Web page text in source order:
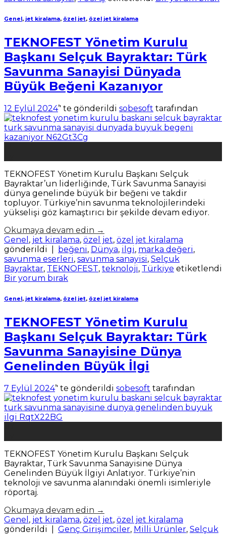
Genel , jet kiralama, özel jet, özel jet kiralama
TEKNOFEST Yönetim Kurulu
Başkanı Selçuk Bayraktar: Türk
Savunma Sanayisi Dünyada
Büyük Beğeni Kazanıyor
12 Eylül 2024’' te gönderildi sobesoft tarafından
TEKNOFEST Yönetim Kurulu Başkanı Selçuk
Bayraktar’un liderliğinde, Türk Savunma Sanayisi
dünya genelinde büyük bir beğeni ve takdir
topluyor. Türkiye’nin savunma teknolojilerindeki
yükselişi göz kamaştırıcı bir şekilde devam ediyor.
Okumaya devam edin →
Genel , jet kiralama, özel jet, özel jet kiralama
gönderildi
beğeni, Dünya, ilgi, marka değeri,
savunma eserleri, savunma sanayisi, Selçuk
Bayraktar, TEKNOFEST, teknoloji, Türkiye etiketlendi
Bir yorum bırak
Genel, jet kiralama, özel jet, özel jet kiralama
TEKNOFEST Yönetim Kurulu
Başkanı Selçuk Bayraktar: Türk
Savunma Sanayisine Dünya
Genelinden Büyük İlgi
7 Eylül 2024’' te gönderildi sobesoft tarafından
TEKNOFEST Yönetim Kurulu Başkanı Selçuk
Bayraktar, Türk Savunma Sanayisine Dünya
Genelinden Büyük İlgiyi Anlatıyor. Türkiye’nin
teknoloji ve savunma alanındaki önemli isimleriyle
röportaj.
Okumaya devam edin →
Genel , jet kiralama, özel jet, özel jet kiralama
gönderildi
Genç Girişimciler, Milli Ürünler, Selçuk